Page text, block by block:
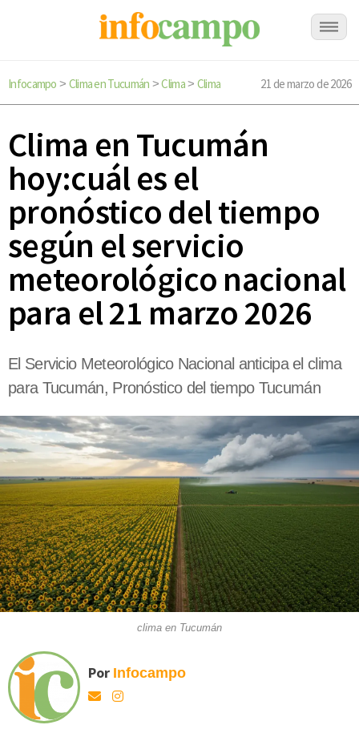
Infocampo > Clima en Tucumán >Clima> Clima 21 de marzo de 2026
Clima en Tucumán
hoy:cuál es el
pronóstico del tiempo
según el servicio
meteorológico nacional
para el 21 marzo 2026
El Servicio Meteorológico Nacional anticipa el clima
para Tucumán, Pronóstico del tiempo Tucumán
clima en Tucumán
Por Infocampo